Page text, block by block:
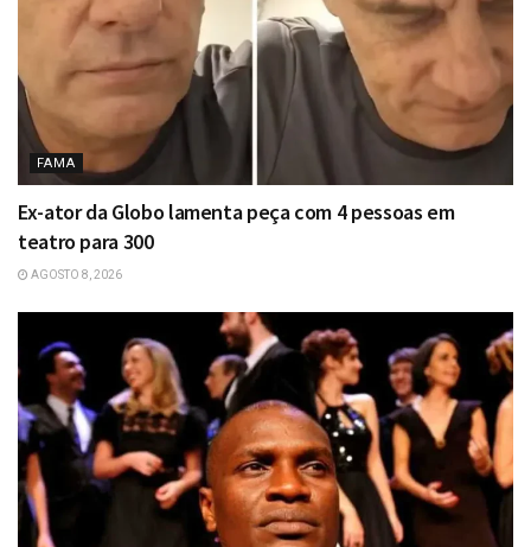
FAMA
Ex-ator da Globo lamenta peça com 4 pessoas em
teatro para 300
AGOSTO 8, 2026